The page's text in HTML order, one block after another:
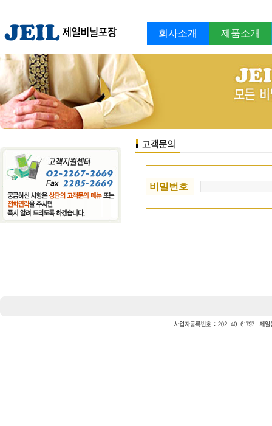
회사소개 제품소개
비밀번호